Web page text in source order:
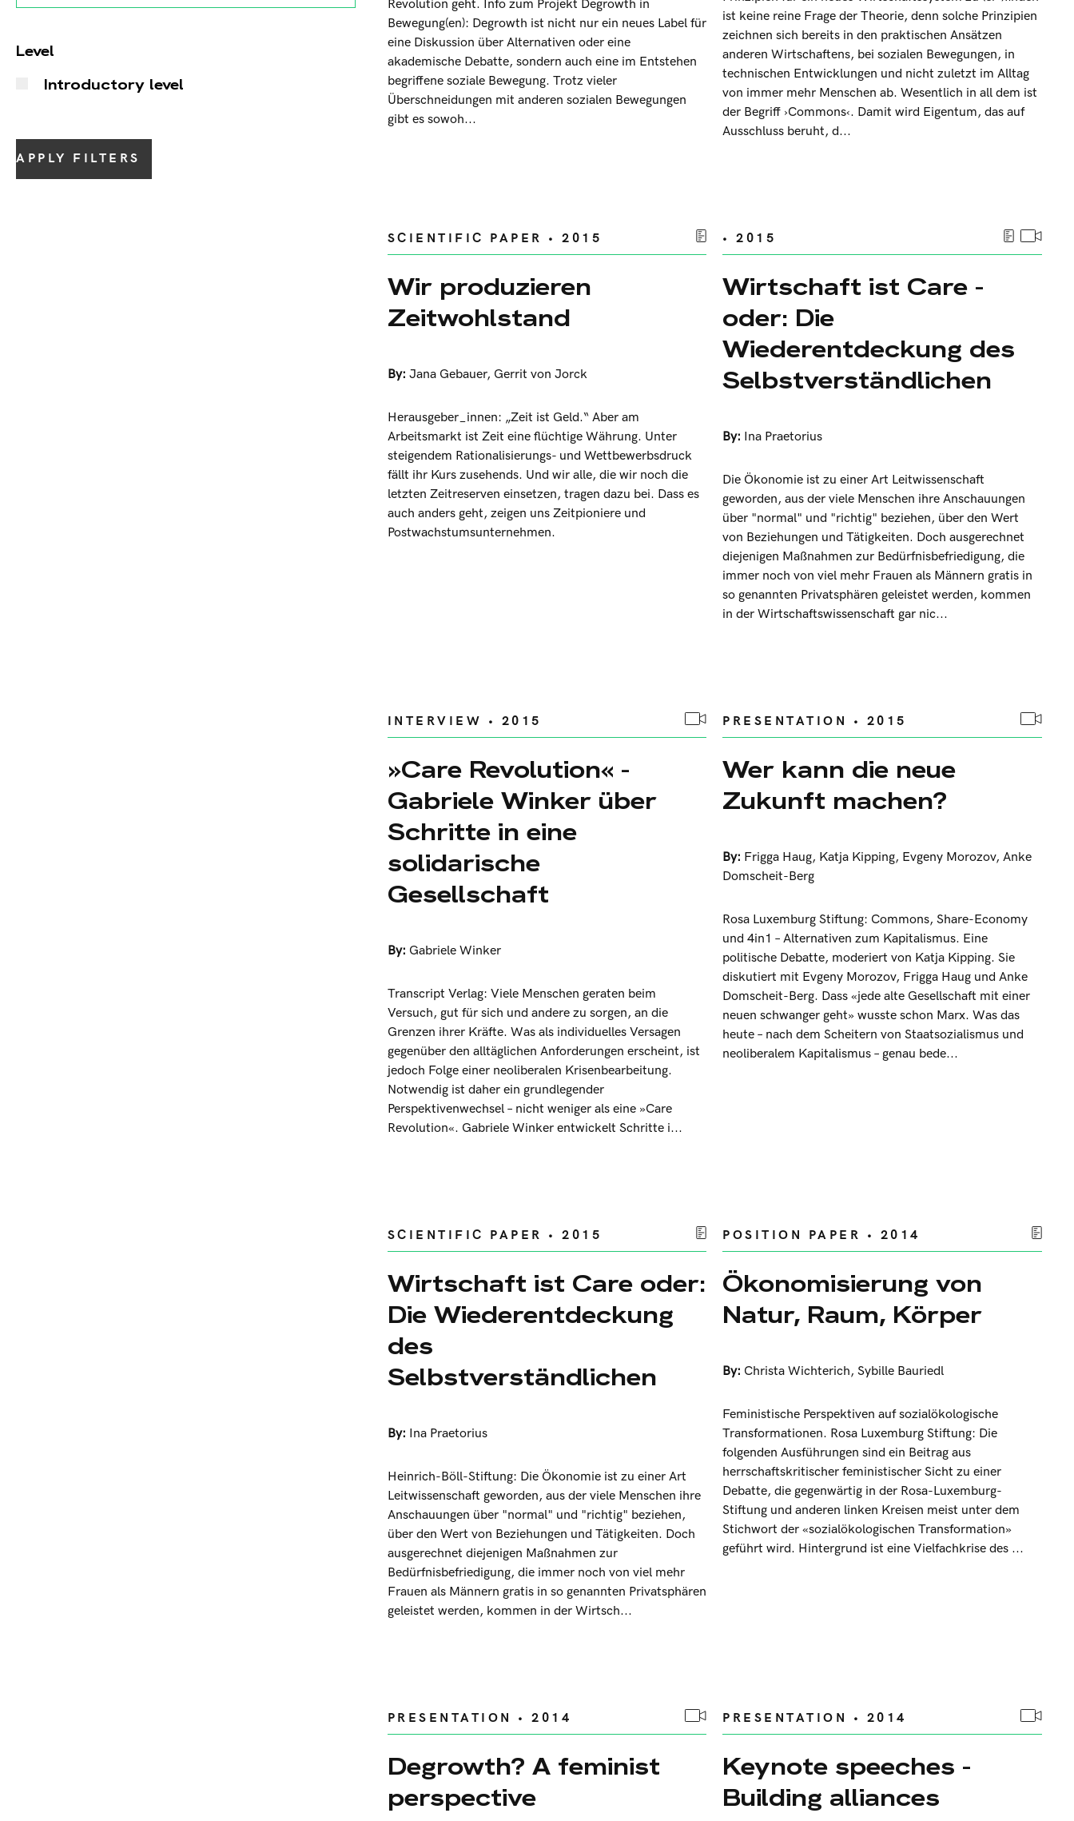
Level
Introductory level
APPLY FILTERS
Revolution geht. Info zum Projekt Degrowth in
Bewegung(en): Degrowth ist nicht nur ein neues Label für
eine Diskussion über Alternativen oder eine
akademische Debatte, sondern auch eine im Entstehen
begriffene soziale Bewegung. Trotz vieler
Überschneidungen mit anderen sozialen Bewegungen
gibt es sowoh...
ist keine reine Frage der Theorie, denn solche Prinzipien
zeichnen sich bereits in den praktischen Ansätzen
anderen Wirtschaftens, bei sozialen Bewegungen, in
technischen Entwicklungen und nicht zuletzt im Alltag
von immer mehr Menschen ab. Wesentlich in all dem ist
der Begriff ›Commons‹. Damit wird Eigentum, das auf
Ausschluss beruht, d...
SCIENTIFIC PAPER • 2015
Wir produzieren
Zeitwohlstand
By: Jana Gebauer, Gerrit von Jorck
Herausgeber_innen: „Zeit ist Geld.“ Aber am
Arbeitsmarkt ist Zeit eine flüchtige Währung. Unter
steigendem Rationalisierungs- und Wettbewerbsdruck
fällt ihr Kurs zusehends. Und wir alle, die wir noch die
letzten Zeitreserven einsetzen, tragen dazu bei. Dass es
auch anders geht, zeigen uns Zeitpioniere und
Postwachstumsunternehmen.
• 2015
Wirtschaft ist Care -
oder: Die
Wiederentdeckung des
Selbstverständlichen
By: Ina Praetorius
Die Ökonomie ist zu einer Art Leitwissenschaft
geworden, aus der viele Menschen ihre Anschauungen
über "normal" und "richtig" beziehen, über den Wert
von Beziehungen und Tätigkeiten. Doch ausgerechnet
diejenigen Maßnahmen zur Bedürfnisbefriedigung, die
immer noch von viel mehr Frauen als Männern gratis in
so genannten Privatsphären geleistet werden, kommen
in der Wirtschaftswissenschaft gar nic...
INTERVIEW • 2015
»Care Revolution« -
Gabriele Winker über
Schritte in eine
solidarische
Gesellschaft
By: Gabriele Winker
Transcript Verlag: Viele Menschen geraten beim
Versuch, gut für sich und andere zu sorgen, an die
Grenzen ihrer Kräfte. Was als individuelles Versagen
gegenüber den alltäglichen Anforderungen erscheint, ist
jedoch Folge einer neoliberalen Krisenbearbeitung.
Notwendig ist daher ein grundlegender
Perspektivenwechsel – nicht weniger als eine »Care
Revolution«. Gabriele Winker entwickelt Schritte i...
PRESENTATION • 2015
Wer kann die neue
Zukunft machen?
By: Frigga Haug, Katja Kipping, Evgeny Morozov,Anke
Domscheit-Berg
Rosa Luxemburg Stiftung: Commons, Share-Economy
und 4in1 – Alternativen zum Kapitalismus. Eine
politische Debatte, moderiert von Katja Kipping. Sie
diskutiert mit Evgeny Morozov, Frigga Haug und Anke
Domscheit-Berg. Dass «jede alte Gesellschaft mit einer
neuen schwanger geht» wusste schon Marx. Was das
heute – nach dem Scheitern von Staatsozialismus und
neoliberalem Kapitalismus – genau bede...
SCIENTIFIC PAPER • 2015
Wirtschaft ist Care oder:
Die Wiederentdeckung
des
Selbstverständlichen
By: Ina Praetorius
Heinrich-Böll-Stiftung: Die Ökonomie ist zu einer Art
Leitwissenschaft geworden, aus der viele Menschen ihre
Anschauungen über "normal" und "richtig" beziehen,
über den Wert von Beziehungen und Tätigkeiten. Doch
ausgerechnet diejenigen Maßnahmen zur
Bedürfnisbefriedigung, die immer noch von viel mehr
Frauen als Männern gratis in so genannten Privatsphären
geleistet werden, kommen in der Wirtsch...
POSITION PAPER • 2014
Ökonomisierung von
Natur, Raum, Körper
By: Christa Wichterich,Sybille Bauriedl
Feministische Perspektiven auf sozialökologische
Transformationen. Rosa Luxemburg Stiftung: Die
folgenden Ausführungen sind ein Beitrag aus
herrschaftskritischer feministischer Sicht zu einer
Debatte, die gegenwärtig in der Rosa-Luxemburg-
Stiftung und anderen linken Kreisen meist unter dem
Stichwort der «sozialökologischen Transformation»
geführt wird. Hintergrund ist eine Vielfachkrise des ...
PRESENTATION • 2014
Degrowth? A feminist
perspective
PRESENTATION • 2014
Keynote speeches -
Building alliances